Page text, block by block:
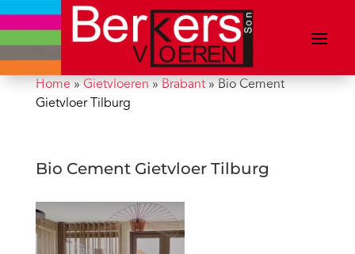
Home» Gietvloeren » Brabant» Bio Cement
Gietvloer Tilburg
Bio Cement Gietvloer Tilburg